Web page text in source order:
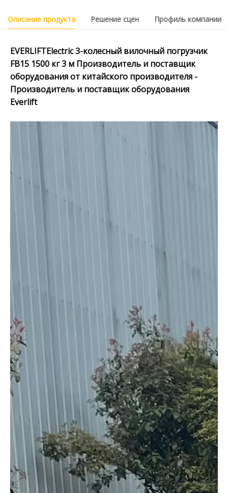
Описание продукта Решение сцен Профиль компании
EVERLIFTElectric 3-колесный вилочный погрузчик
FB15 1500 кг 3 м Производитель и поставщик
оборудования от китайского производителя -
Производитель и поставщик оборудования
Everlift